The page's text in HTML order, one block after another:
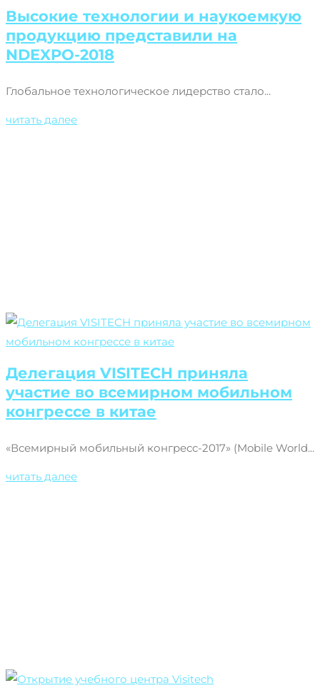
Высокие технологии и наукоемкую
продукцию представили на
NDEXPO-2018
Глобальное технологическое лидерство стало...
читать далее
Делегация VISITECH приняла
участие во всемирном мобильном
конгрессе в китае
«Всемирный мобильный конгресс-2017» (Mobile World...
читать далее